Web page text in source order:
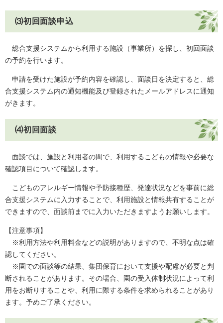
⑶初回面談申込
​​ 総合支援システムから利用する施設（事業所）を探し、初回面談
の予約を行います。
申請を受けた施設が予約内容を確認し、面談日を決定すると、総
合支援システム内の通知機能及び登録されたメールアドレスに通知
がきます。
⑷初回面談
面談では、施設と利用者の間で、利用するこどもの情報や必要な
確認項目について確認します。
こどものアレルギー情報や予防接種歴、発達状況などを事前に総
合支援システムに入力することで、利用施設と情報共有することが
できますので、面談前までに入力いただきますようお願いします。
【注意事項】
※利用方法や利用料金などの説明がありますので、不明な点は確
認してください。
※園での面談等の結果、集団保育において支援や配慮が必要と判
断されることがあります。その場合、園の受入体制状況によって利
用をお断りすることや、利用に際する条件を求められることがあり
ます。予めご了承ください。